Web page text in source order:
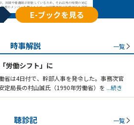
E-ブックを見る
時事解説 一覧
労働シフト」に
省は4日付で、幹部人事を発令した。事務次官
定局長の村山誠氏（1990年労働省）を ...続き
聴診記 一覧